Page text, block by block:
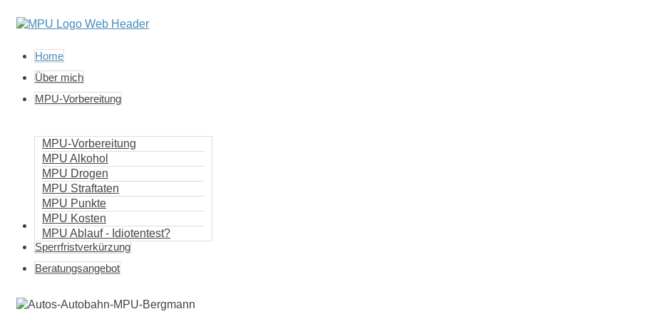
Home
Über mich
MPU-Vorbereitung
MPU-Vorbereitung
MPU Alkohol
MPU Drogen
MPU Straftaten
MPU Punkte
MPU Kosten
MPU Ablauf - Idiotentest?
Punkteabbbau
Sperrfristverkürzung
Beratungsangebot